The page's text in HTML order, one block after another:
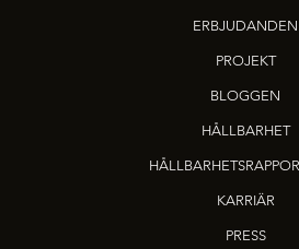
ERBJUDANDEN
PROJEKT
BLOGGEN
HÅLLBARHET
KARRIÄR
PRESS